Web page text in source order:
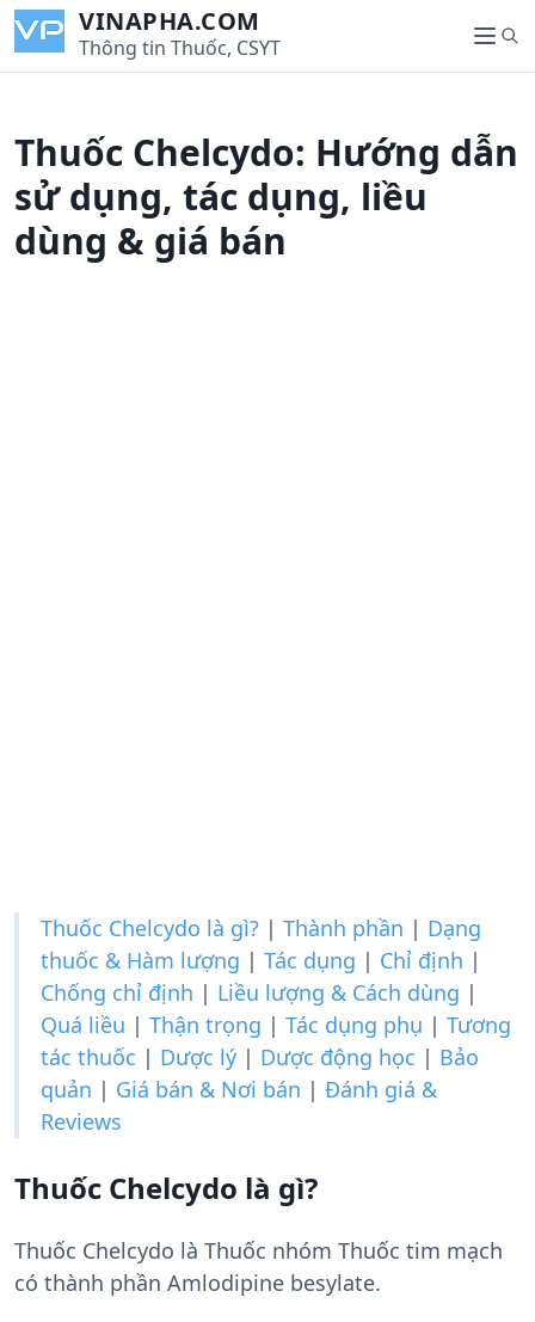
i
VINAPHA.COM
Thông tin Thuốc, CSYT
M
e
u
S
e
c
Thuốc Chelcydo: Hướng dẫn
sử dụng, tác dụng, liều
dùng & giá bán
Thuốc Chelcydo là gì? | Thành phần | Dạng
thuốc & Hàm lượng | Tác dụng | Chỉ định |
Chống chỉ định | Liều lượng & Cách dùng |
Quá liều | Thận trọng | Tác dụng phụ | Tương
tác thuốc | Dược lý | Dược động học | Bảo
quản | Giá bán & Nơi bán | Đánh giá &
Reviews
Thuốc Chelcydo là gì?
Thuốc Chelcydo là Thuốc nhóm Thuốc tim mạch
có thành phần Amlodipine besylate.